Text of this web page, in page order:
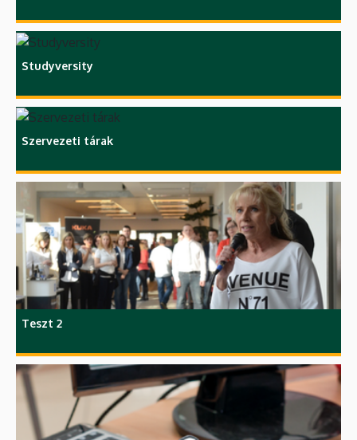
Studyversity
Szervezeti tárak
Teszt 2